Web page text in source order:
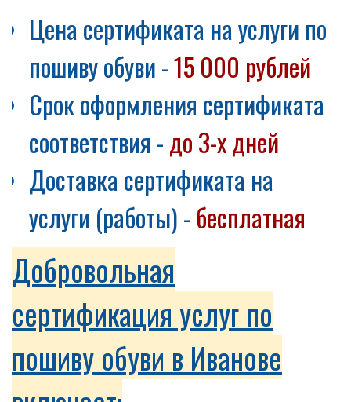
Цена сертификата на услуги по
пошиву обуви -15 000 рублей
Срок оформления сертификата
соответствия -до 3-х дней
Доставка сертификата на
услуги (работы) - бесплатная
Добровольная
сертификация услуг по
пошиву обуви в Иванове